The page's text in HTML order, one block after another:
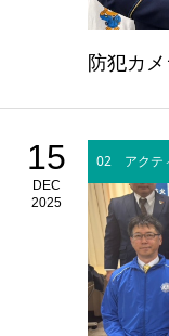
防犯カ
15
DEC
2025
02 アクテ